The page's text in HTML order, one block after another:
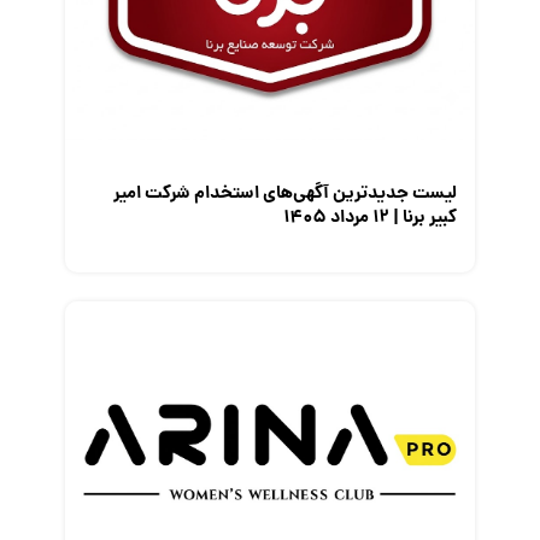
معرفی متخصصان منابع انسانی
لیست جدیدترین آگهی‌های استخدام شرکت امیر
کبیر برنا | ۱۲ مرداد ۱۴۰۵